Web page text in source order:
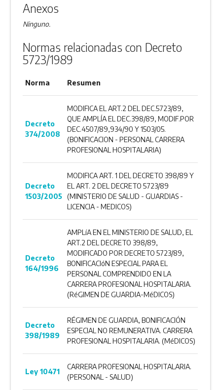
Anexos
Ninguno.
Normas relacionadas con Decreto
5723/1989
Norma Resumen
Decreto
374/2008
MODIFICA EL ART.2 DEL DEC.5723/89,
QUE AMPLÍA EL DEC.398/89, MODIF.POR
DEC.4507/89,934/90 Y 1503/05.
(BONIFICACION - PERSONAL CARRERA
PROFESIONAL HOSPITALARIA)
Decreto
1503/2005
MODIFICA ART. 1 DEL DECRETO 398/89 Y
EL ART. 2 DEL DECRETO 5723/89
(MINISTERIO DE SALUD - GUARDIAS -
LICENCIA - MEDICOS)
Decreto
164/1996
AMPLíA EN EL MINISTERIO DE SALUD, EL
ART.2 DEL DECRETO 398/89,
MODIFICADO POR DECRETO 5723/89,
BONIFICACIóN ESPECIAL PARA EL
PERSONAL COMPRENDIDO EN LA
CARRERA PROFESIONAL HOSPITALARIA.
(RéGIMEN DE GUARDIA-MéDICOS)
Decreto
398/1989
RÉGIMEN DE GUARDIA, BONIFICACIÓN
ESPECIAL NO REMUNERATIVA. CARRERA
PROFESIONAL HOSPITALARIA. (MéDICOS)
Ley 10471
CARRERA PROFESIONAL HOSPITALARIA.
(PERSONAL - SALUD)